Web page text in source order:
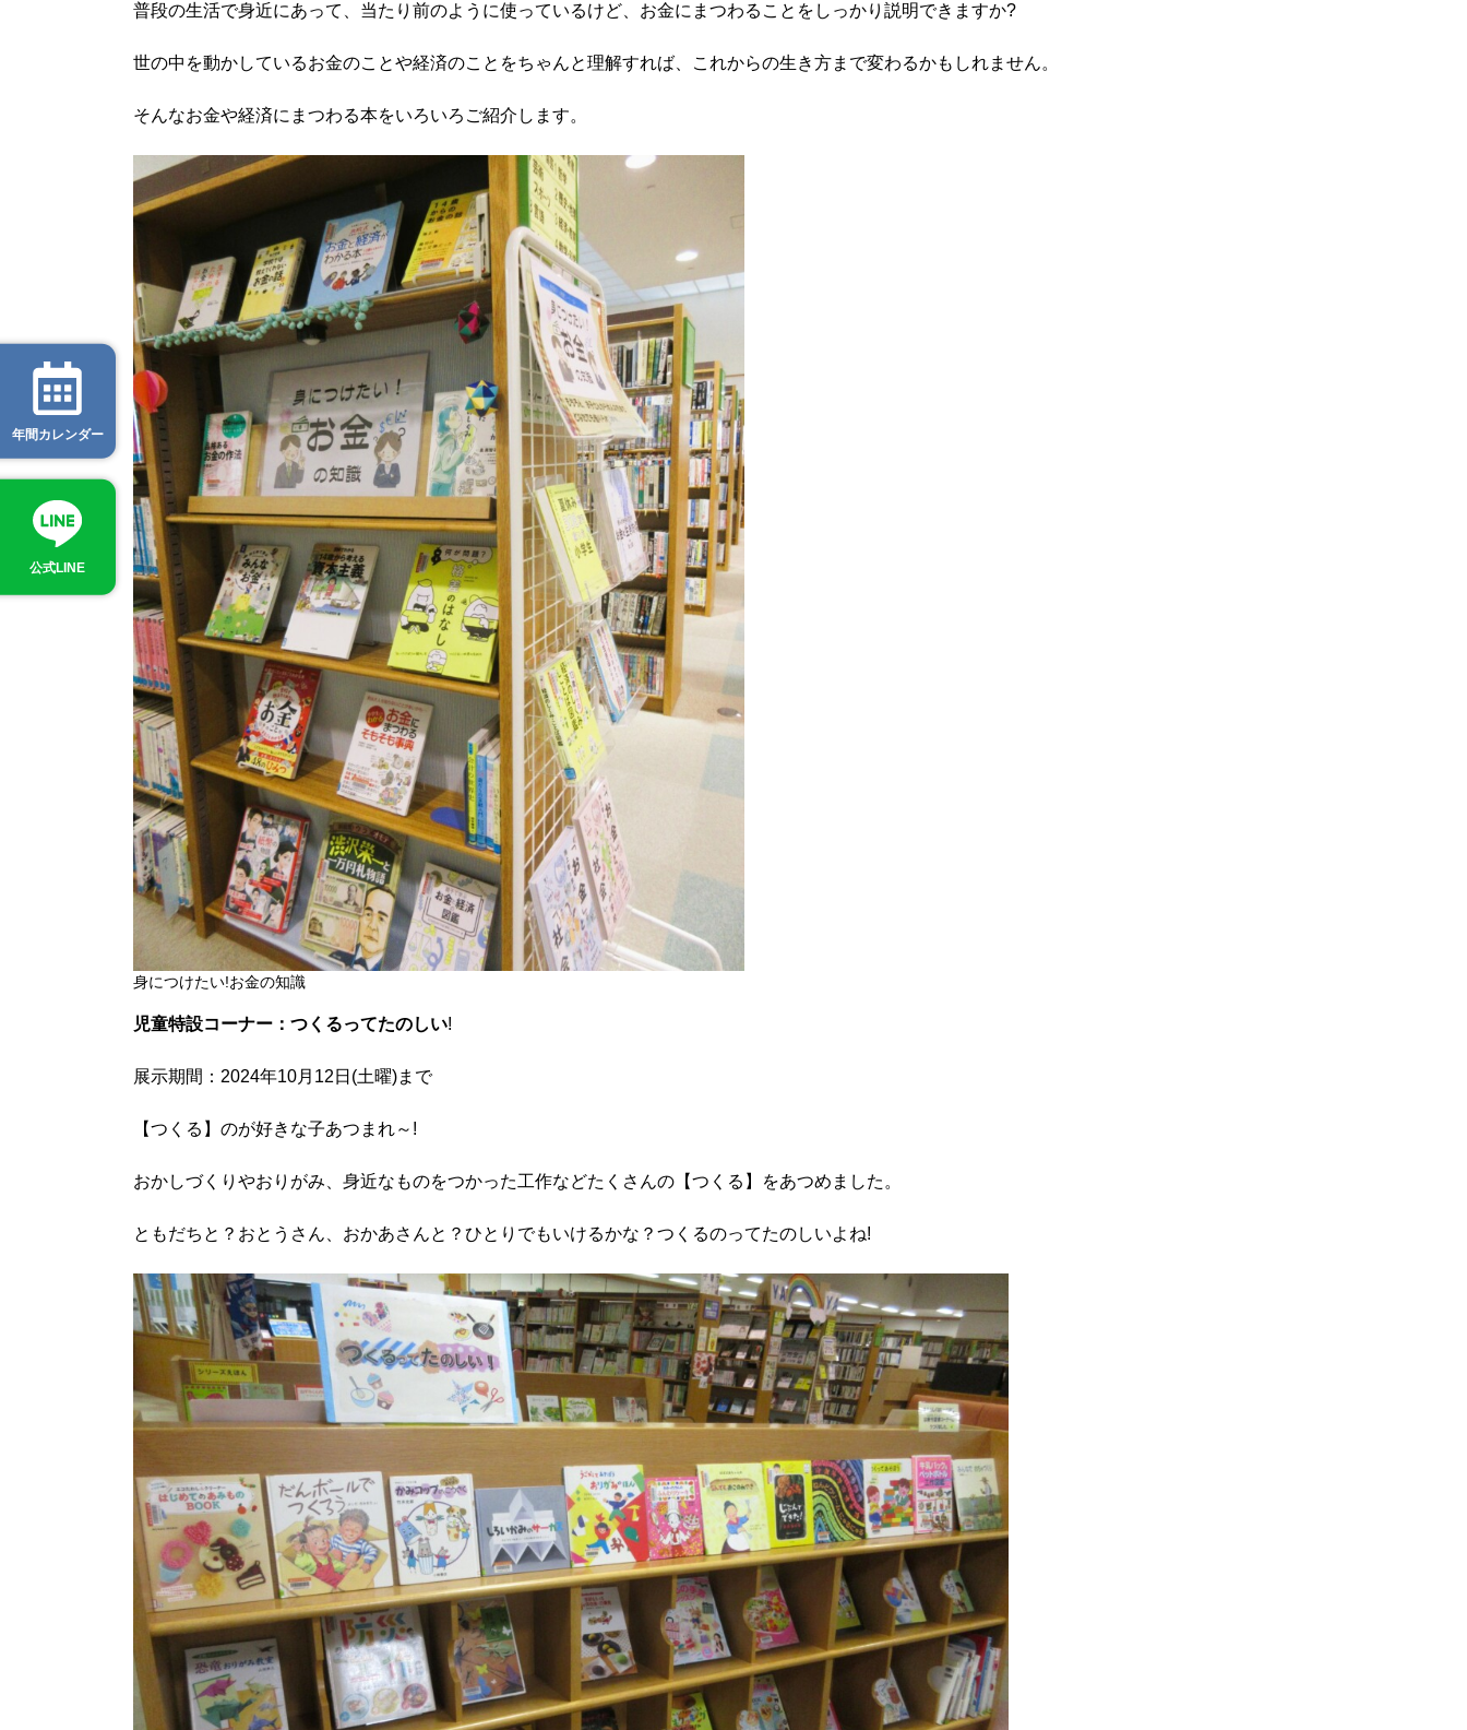
普段の生活で身近にあって、当たり前のように使っているけど、お金にまつわることをしっかり説明できますか?
世の中を動かしているお金のことや経済のことをちゃんと理解すれば、これからの生き方まで変わるかもしれません。
そんなお金や経済にまつわる本をいろいろご紹介します。
身につけたい!お金の知識
児童特設コーナー：つくるってたのしい!
展示期間：2024年10月12日(土曜)まで
【つくる】のが好きな子あつまれ～!
おかしづくりやおりがみ、身近なものをつかった工作などたくさんの【つくる】をあつめました。
ともだちと？おとうさん、おかあさんと？ひとりでもいけるかな？つくるのってたのしいよね!
年間カレンダー
公式LINE